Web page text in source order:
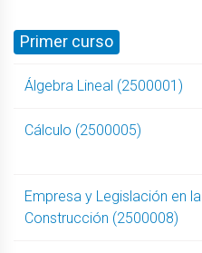
Primer curso
Álgebra Lineal (2500001)
Cálculo (2500005)
Empresa y Legislación en la
Construcción (2500008)